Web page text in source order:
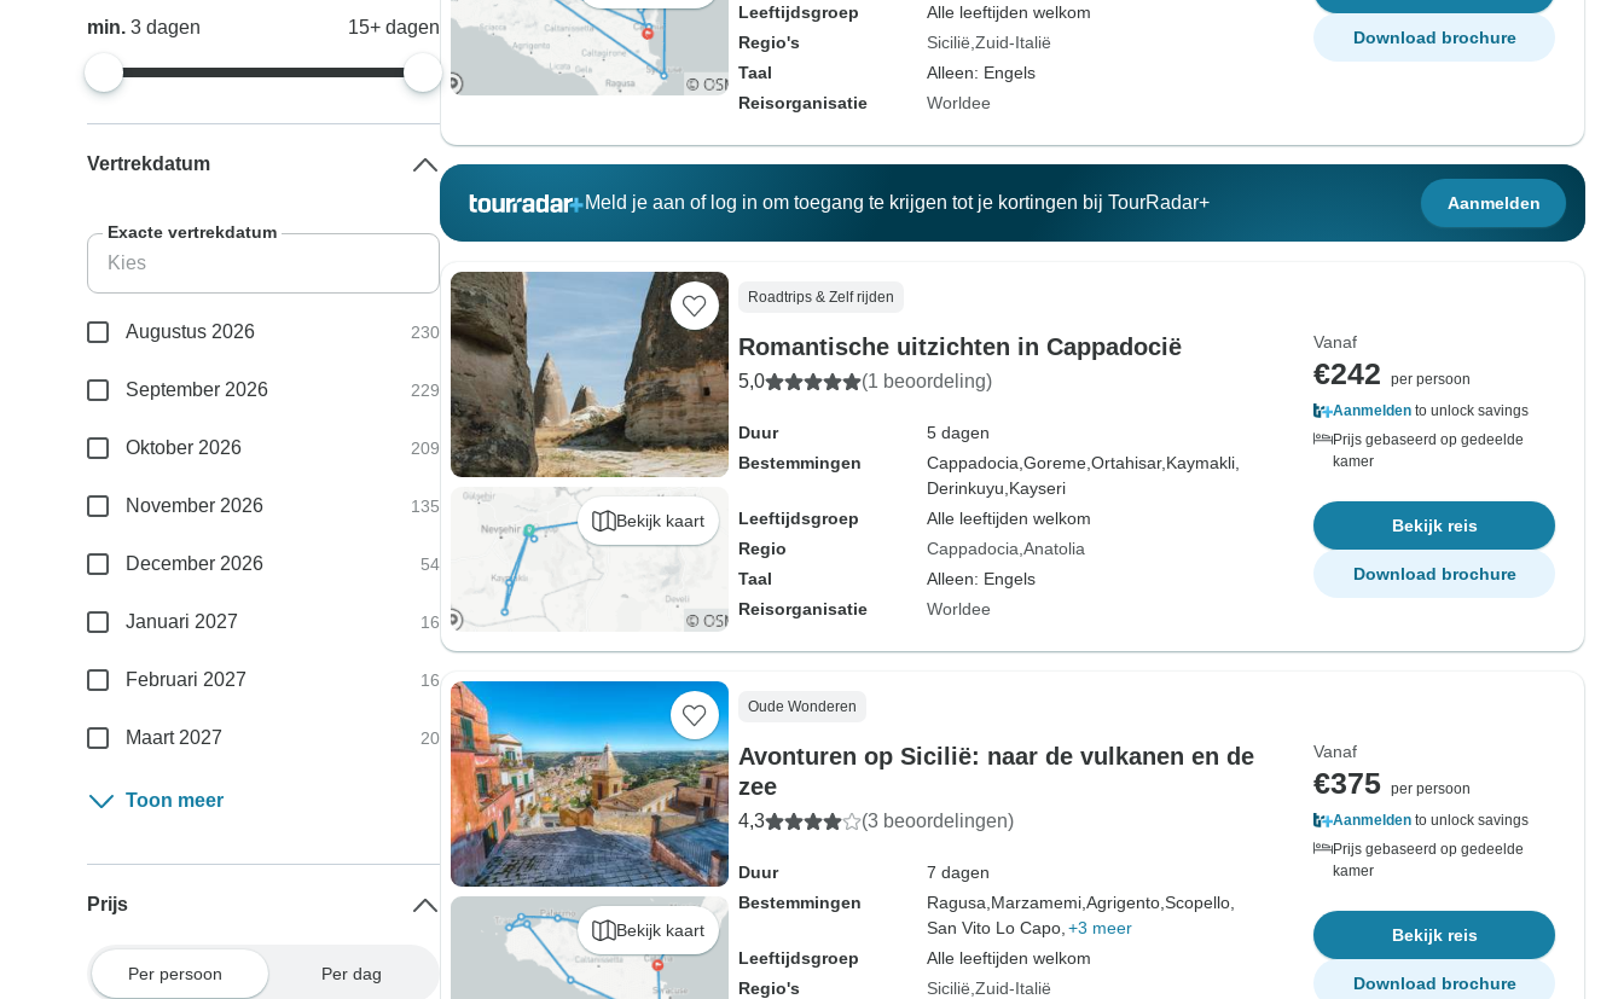
Leeftijdsgroep
Alle leeftijden welkom
Regio's
Sicilië Zuid-Italië
Taal
Alleen: Engels
Reisorganisatie
Worldee
Download brochure
Meld je aan of log in om toegang te krijgen tot je kortingen bij TourRadar+ Aanmelden
Bekijk kaart
Roadtrips & Zelf rijden
Romantische uitzichten in Cappadocië
5,0 (1 beoordeling)
Duur
5 dagen
Bestemmingen
Cappadocia, Goreme, Ortahisar, Kaymakli,
Derinkuyu, Kayseri
Leeftijdsgroep
Alle leeftijden welkom
Regio
Cappadocia Anatolia
Taal
Alleen: Engels
Reisorganisatie
Worldee
Vanaf
€242
per persoon
Aanmelden to unlock savings
Prijs gebaseerd op gedeelde
kamer
Bekijk reis
Download brochure
Bekijk kaart
Oude Wonderen
Avonturen op Sicilië: naar de vulkanen en de
zee
4,3 (3 beoordelingen)
Duur
7 dagen
Bestemmingen
Ragusa, Marzamemi, Agrigento, Scopello,
San Vito Lo Capo, +3 meer
Leeftijdsgroep
Alle leeftijden welkom
Regio's
Sicilië Zuid-Italië
Vanaf
€375 per persoon
Aanmelden to unlock savings
Prijs gebaseerd op gedeelde
kamer
Bekijk reis
Download brochure
min.3dagen 15+ dagen
Vertrekdatum
Exacte vertrekdatum
Augustus 2026 230
September 2026 229
Oktober 2026 209
November 2026 135
December 2026 54
Januari 2027 16
Februari 2027 16
Maart 2027 20
Toon meer
Prijs
Per persoon Per dag